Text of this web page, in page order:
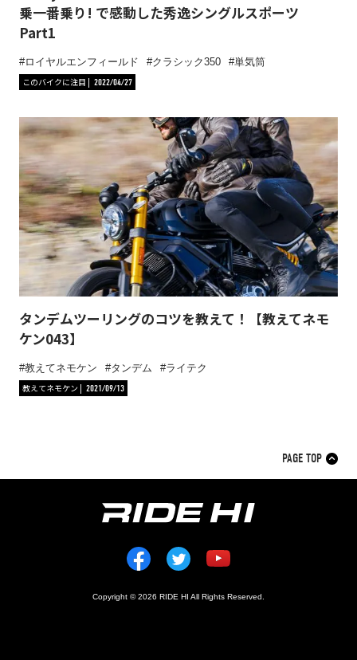
乗一番乗り! で感動した秀逸シングルスポーツ
Part1
ロイヤルエンフィールド クラシック350
単気筒
このバイクに注目
2022/04/27
タンデムツーリングのコツを教えて！【教えてネモ
ケン043】
教えてネモケン タンデム
ライテク
教えてネモケン
2021/09/13
Copyright © 2026 RIDE HI All Rights Reserved.
PAGE TOP